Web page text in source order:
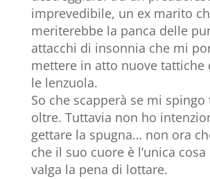
imprevedibile, un ex marito
meriterebbe la panca delle
attacchi di insonnia che mi
mettere in atto nuove tattiche
le lenzuola.
So che scapperà se mi
oltre. Tuttavia non ho
gettare la spugna… non ora
che il suo cuore è l’unica cosa
valga la pena di lottare.